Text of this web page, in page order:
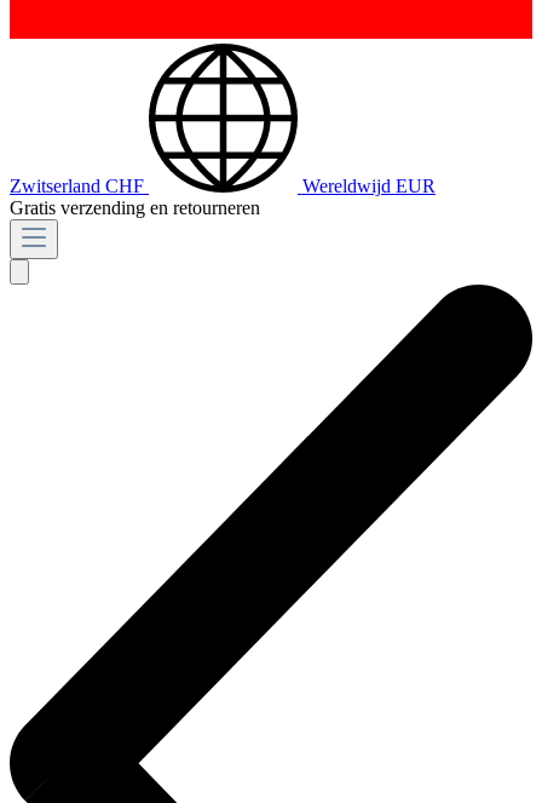
Zwitserland CHF Wereldwijd EUR
Gratis verzending en retourneren